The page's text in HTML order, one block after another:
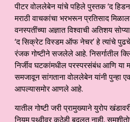
पीटर वोललेबेन यांचे पहिले पुस्तक ‘द
मराठी वाचकांचा भरभरून प्रतिसाद
वनस्पतींच्या अज्ञात विश्वाची अतिशय
‘द सिक्रेट विस्डम ऑफ नेचर’ हे त्यांचे
रंजक गोष्टीने सजलेले आहे. निसर्गातील
निर्जीव घटकांमधील परस्परसंबंध आणि या
समजावून सांगताना वोललेबेन यांनी पुन्हा
आपल्यासमोर आणले आहे.
यातील गोष्टी जरी प्रामुख्याने युरोप
नियम पृथ्वीवर कुठेही बदलत नाही.